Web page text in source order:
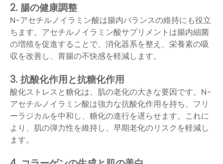
2. 腸の健康調整
N-アセチルノイラミン酸は腸内バランスの維持にも役立
ちます。アセチルノイラミン酸サプリメントは腸内細菌
の増殖を促進することで、消化器系を整え、栄養素の吸
収を改善し、胃腸の不快感を軽減します。
3. 抗酸化作用と抗糖化作用
酸化ストレスと糖化は、肌の老化の大きな要因です。N-
アセチルノイラミン酸は強力な抗酸化作用を持ち、フリ
ーラジカルを中和し、糖化の進行を遅らせます。これに
より、肌の弾力性を維持し、早期老化のリスクを軽減し
ます。